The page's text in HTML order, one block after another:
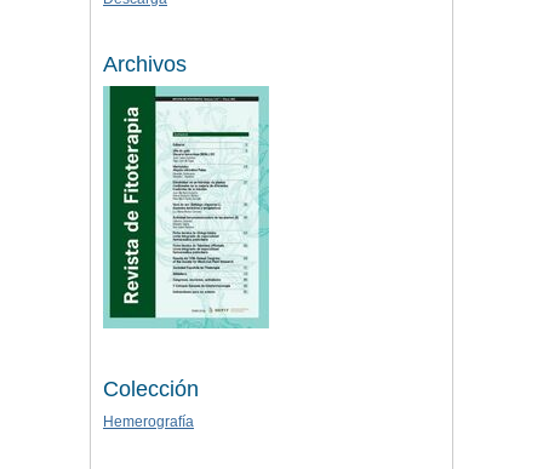
Archivos
Colección
Hemerografía